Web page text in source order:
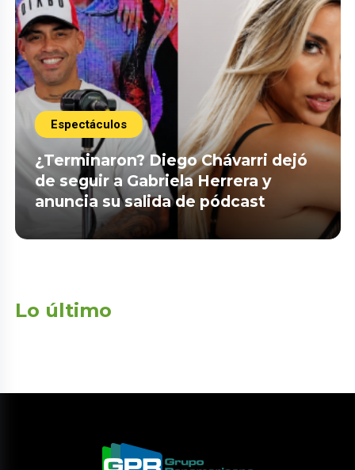
Espectáculos
¿Terminaron? Diego Chávarri dejó
de seguir a Gabriela Herrera y
anuncia su salida de pódcast
Lo último